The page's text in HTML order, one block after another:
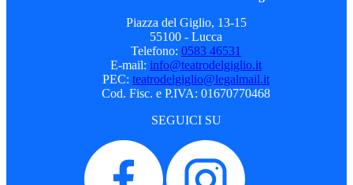
Piazza del Giglio, 13-15
55100 - Lucca
Telefono: 0583 46531
E-mail: info@teatrodelgiglio.it
PEC: teatrodelgiglio@legalmail.it
Cod. Fisc. e P.IVA: 01670770468
SEGUICI SU